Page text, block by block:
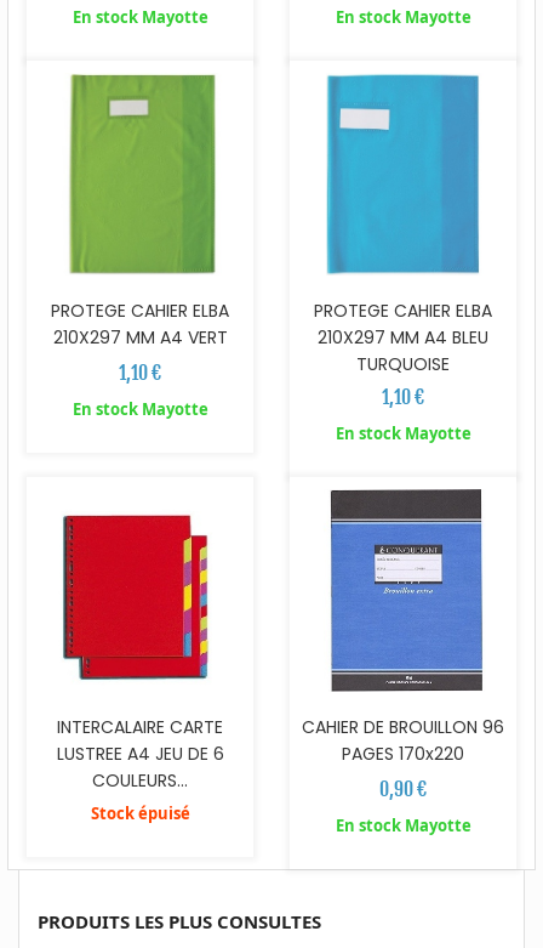
En stock Mayotte En stock Mayotte
PROTEGE CAHIER ELBA
210X297 MM A4 VERT
1,10 €
En stock Mayotte
PROTEGE CAHIER ELBA
210X297 MM A4 BLEU
TURQUOISE
1,10 €
En stock Mayotte
INTERCALAIRE CARTE
LUSTREE A4 JEU DE 6
COULEURS...
Stock épuisé
CAHIER DE BROUILLON 96
PAGES 170x220
0,90 €
En stock Mayotte
PRODUITS LES PLUS CONSULTES